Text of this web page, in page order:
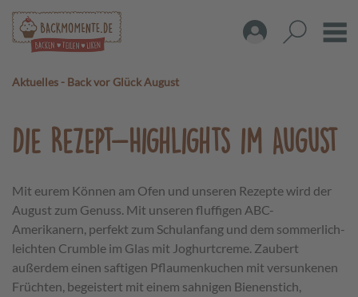
Aktuelles - Back vor Glück August
Die Rezept-Highlights im August
Mit eurem Können am Ofen und unseren Rezepte wird der
August zum Genuss. Mit unseren fluffigen ABC-
Amerikanern, perfekt zum Schulanfang und dem sommerlich-
leichten Crumble im Glas mit Joghurtcreme. Zaubert
außerdem einen saftigen Pflaumenkuchen mit versunkenen
Früchten, begeistert mit einem sahnigen Bienenstich,